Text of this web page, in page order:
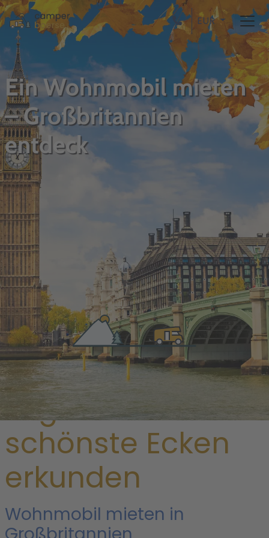
EUR
Ein Wohnmobil mieten
– Großbritannien
entdeck
/ Großbritannien
Englands
schönste Ecken
erkunden
Wohnmobil mieten in